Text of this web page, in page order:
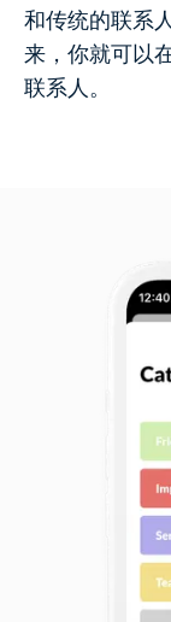
和传统的联系
来，你就可以
联系人。